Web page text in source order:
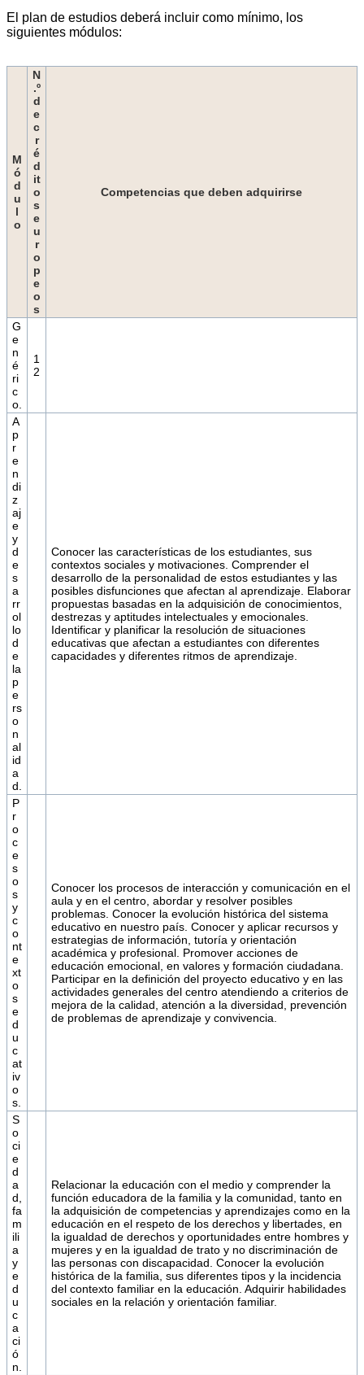
El plan de estudios deberá incluir como mínimo, los
siguientes módulos:
M
ó
d
u
l
o
N
.º
d
e
c
r
é
d
it
o
s
e
u
r
o
p
e
o
s
Competencias que deben adquirirse
G
e
n
é
ri
c
o.
1
2
A
p
r
e
n
di
z
aj
e
y
d
e
s
a
rr
ol
lo
d
e
la
p
e
rs
o
n
al
id
a
d.
Conocer las características de los estudiantes, sus
contextos sociales y motivaciones. Comprender el
desarrollo de la personalidad de estos estudiantes y las
posibles disfunciones que afectan al aprendizaje. Elaborar
propuestas basadas en la adquisición de conocimientos,
destrezas y aptitudes intelectuales y emocionales.
Identificar y planificar la resolución de situaciones
educativas que afectan a estudiantes con diferentes
capacidades y diferentes ritmos de aprendizaje.
P
r
o
c
e
s
o
s
y
c
o
nt
e
xt
o
s
e
d
u
c
at
iv
o
s.
Conocer los procesos de interacción y comunicación en el
aula y en el centro, abordar y resolver posibles
problemas. Conocer la evolución histórica del sistema
educativo en nuestro país. Conocer y aplicar recursos y
estrategias de información, tutoría y orientación
académica y profesional. Promover acciones de
educación emocional, en valores y formación ciudadana.
Participar en la definición del proyecto educativo y en las
actividades generales del centro atendiendo a criterios de
mejora de la calidad, atención a la diversidad, prevención
de problemas de aprendizaje y convivencia.
S
o
ci
e
d
a
d,
fa
m
ili
a
y
e
d
u
c
a
ci
ó
n.
Relacionar la educación con el medio y comprender la
función educadora de la familia y la comunidad, tanto en
la adquisición de competencias y aprendizajes como en la
educación en el respeto de los derechos y libertades, en
la igualdad de derechos y oportunidades entre hombres y
mujeres y en la igualdad de trato y no discriminación de
las personas con discapacidad. Conocer la evolución
histórica de la familia, sus diferentes tipos y la incidencia
del contexto familiar en la educación. Adquirir habilidades
sociales en la relación y orientación familiar.